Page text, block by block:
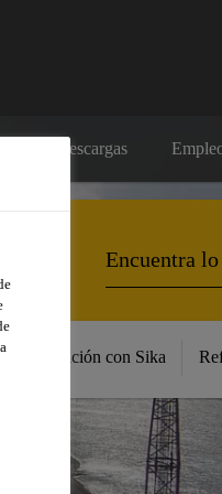
Descargas
Formación con Sika